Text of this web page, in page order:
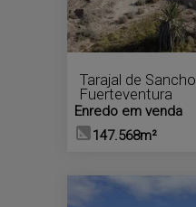
Tarajal de Sancho
Fuerteventura
Enredo em venda
147.568m²